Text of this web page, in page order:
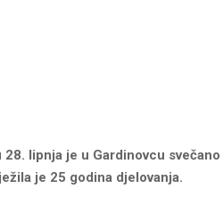
lipnja je u Gardinovcu svečano
je 25 godina djelovanja.